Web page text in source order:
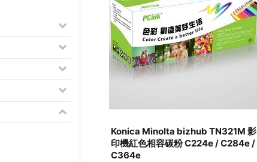
Konica Minolta bizhub TN321M 影
印機紅色相容碳粉 C224e / C284e /
C364e